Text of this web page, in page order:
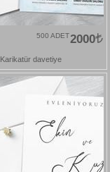
2000
500 ADET
Karikatür davetiye